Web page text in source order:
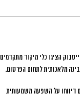
הציגו כלי מיקוד מתקדמים
מלאכותית לתחום הפרסום.
דיווחו על השפעה משמעותית